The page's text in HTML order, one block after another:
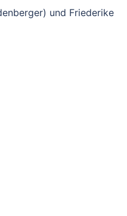
und Friederike